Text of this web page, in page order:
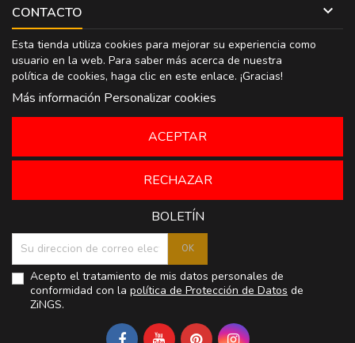
CONTACTO 
Esta tienda utiliza cookies para mejorar su experiencia como
usuario en la web. Para saber más acerca de nuestra
política de cookies, haga clic en este enlace. ¡Gracias!
Más información Personalizar cookies
RECHAZAR
ACEPTAR
BOLETÍN
Acepto el tratamiento de mis datos personales de
conformidad con la política de Protección de Datos de
ZiNGS.